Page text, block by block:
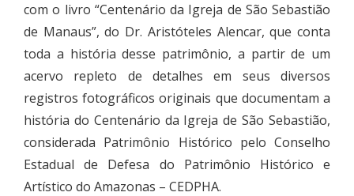
com o livro “Centenário da Igreja de São Sebastião
de Manaus”, do Dr. Aristóteles Alencar, que conta
toda a história desse patrimônio, a partir de um
acervo repleto de detalhes em seus diversos
registros fotográficos originais que documentam a
história do Centenário da Igreja de São Sebastião,
considerada Patrimônio Histórico pelo Conselho
Estadual de Defesa do Patrimônio Histórico e
Artístico do Amazonas – CEDPHA.